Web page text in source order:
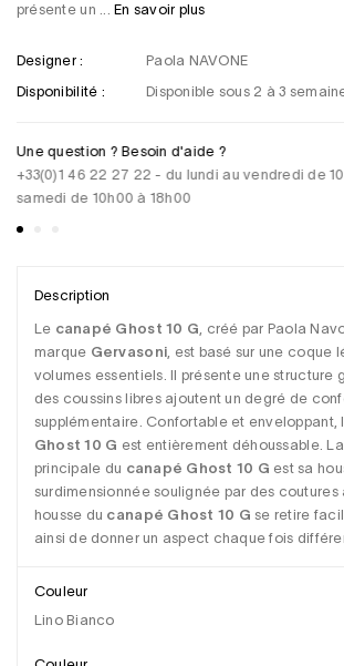
présente un ...En savoir plus
Designer :
Paola NAVONE
Disponibilité :
Disponible sous 2 à 3
Une question ? Besoin d'aide ?
+33(0)1 46 22 27 22 - du lundi au vendredi de
samedi de 10h00 à 18h00
Description
Le canapé Ghost 10 G, créé par Paola
marque Gervasoni, est basé sur une coque
volumes essentiels. Il présente une structure
des coussins libres ajoutent un degré de
supplémentaire. Confortable et enveloppant,
Ghost 10 G est entièrement déhoussable.
principale du canapé Ghost 10 G est sa
surdimensionnée soulignée par des coutures
housse du canapé Ghost 10 G se retire
ainsi de donner un aspect chaque fois
Couleur
Lino Bianco